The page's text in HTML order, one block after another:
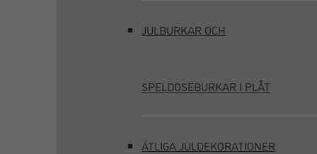
JULBURKAR OCH
SPELDOSEBURKAR I PLÅT
ÄTLIGA JULDEKORATIONER